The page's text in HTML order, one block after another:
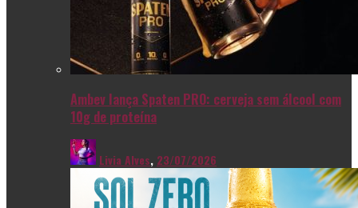
Ambev lança Spaten PRO: cerveja sem álcool com
10g de proteína
Livia Alves, 23/07/2026